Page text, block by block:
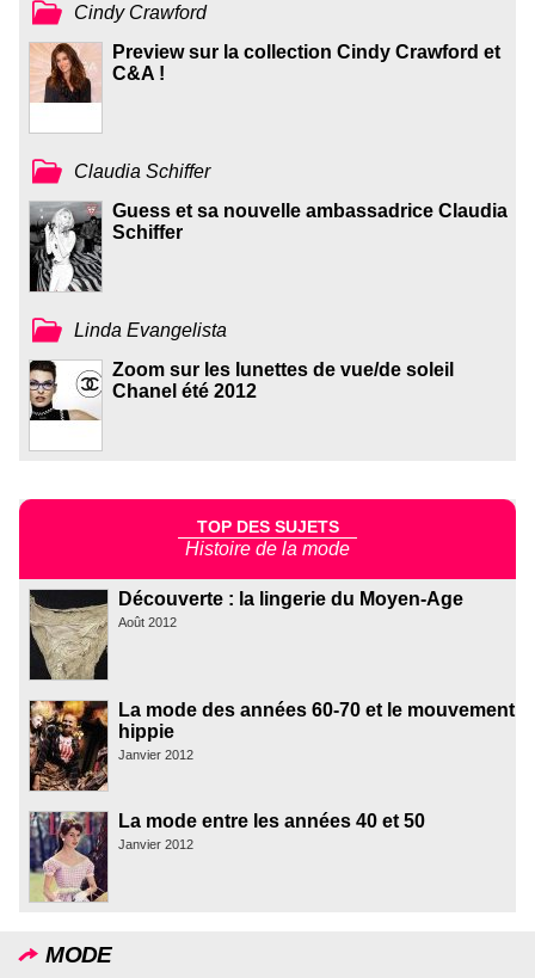
Cindy Crawford
Preview sur la collection Cindy Crawford et
C&A !
Claudia Schiffer
Guess et sa nouvelle ambassadrice Claudia
Schiffer
Linda Evangelista
Zoom sur les lunettes de vue/de soleil
Chanel été 2012
TOP DES SUJETS
Histoire de la mode
Découverte : la lingerie du Moyen-Age
Août 2012
La mode des années 60-70 et le mouvement
hippie
Janvier 2012
La mode entre les années 40 et 50
Janvier 2012
MODE